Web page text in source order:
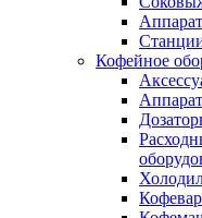
Кофейное